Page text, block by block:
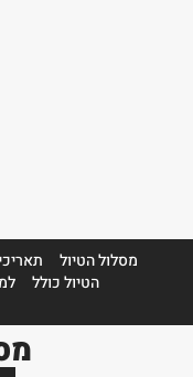
מסלול הטיול
הטיול כולל